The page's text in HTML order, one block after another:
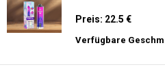
Preis: 22.5 €
Verfügbare